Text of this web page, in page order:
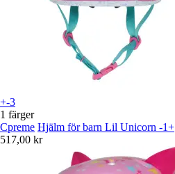
+-3
1 färger
Cpreme Hjälm för barn Lil Unicorn -1+
517,00 kr